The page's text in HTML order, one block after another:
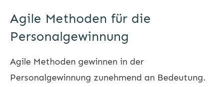
Agile Methoden für die
Personalgewinnung
Agile Methoden gewinnen in der
Personalgewinnung zunehmend an Bedeutung.